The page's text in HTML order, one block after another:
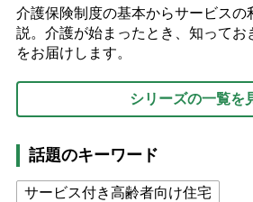
介護保険制度の基本からサービスの
説。介護が始まったとき、知ってお
をお届けします。
シリーズの一覧を
話題のキーワード
サービス付き高齢者向け住宅